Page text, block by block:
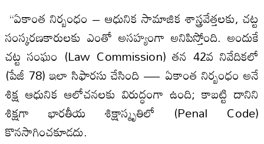
“ఏకాంత నిర్బంధం – ఆధునిక సామాజిక శాస్త్రవేత్తలకు, చట్ట
సంస్కరణకారులకు ఎంతో అసహ్యంగా అనిపిస్తోంది. అందుకే
చట్ట సంఘం (Law Commission) తన 42వ నివేదికలో
(పేజీ 78) ఇలా సిఫారసు చేసింది — ఏకాంత నిర్బంధం అనే
శిక్ష ఆధునిక ఆలోచనలకు విరుద్ధంగా ఉంది; కాబట్టి దానిని
శిక్షగా భారతీయ శిక్షాస్మృతిలో (Penal Code)
కొనసాగించకూడదు.